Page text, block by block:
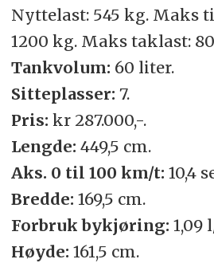
Nyttelast: 545 kg. Maks
1200 kg. Maks taklast:
Tankvolum: 60 liter.
Sitteplasser: 7.
Pris: kr 287.000,-.
Lengde: 449,5 cm.
Aks. 0 til 100 km/t: 10,4
Bredde: 169,5 cm.
Forbruk bykjøring: 1,09
Høyde: 161,5 cm.